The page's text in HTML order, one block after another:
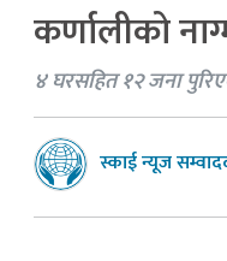
कर्णालीको
४ घरसहित १२ जना
स्काई न्यूज